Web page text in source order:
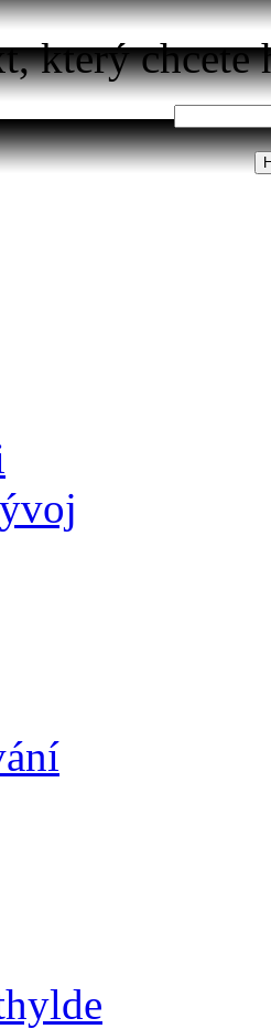
který chcete